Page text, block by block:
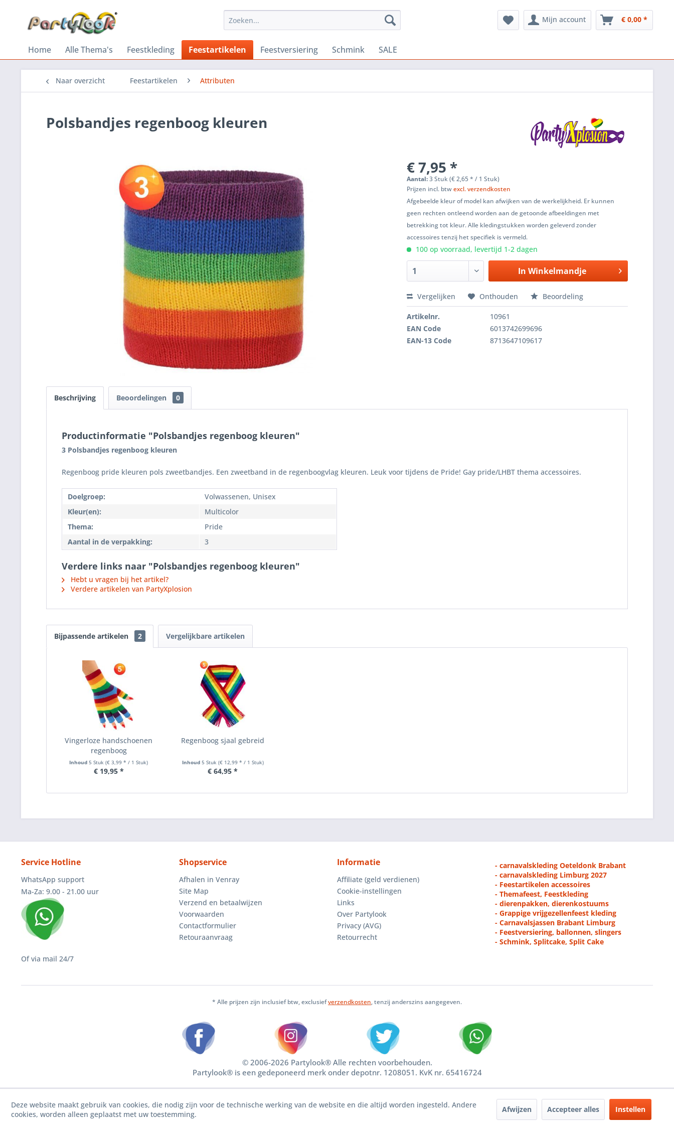
Mijn account € 0,00 *
Home Alle Thema's Feestkleding Feestartikelen Feestversiering Schmink SALE
Naar overzicht Feestartikelen Attributen
Polsbandjes regenboog kleuren
€ 7,95 *
Aantal:3 Stuk (€ 2,65 * / 1 Stuk)
Prijzen incl. btwexcl. verzendkosten
Afgebeelde kleur of model kan afwijken van de werkelijkheid. Er kunnen
geen rechten ontleend worden aan de getoonde afbeeldingen met
betrekking tot kleur. Alle kledingstukken worden geleverd zonder
accessoires tenzij het specifiek is vermeld.
100 op voorraad, levertijd 1-2 dagen
In Winkelmandje
Vergelijken Onthouden Beoordeling
Artikelnr.
10961
EAN Code
6013742699696
EAN-13 Code
8713647109617
Beschrijving Beoordelingen 0
Productinformatie "Polsbandjes regenboog kleuren"
3 Polsbandjes regenboog kleuren
Regenboog pride kleuren pols zweetbandjes. Een zweetband in de regenboogvlag kleuren. Leuk voor tijdens de Pride! Gay pride/LHBT thema accessoires.
Doelgroep:
Volwassenen, Unisex
Kleur(en):
Multicolor
Thema:
Pride
Aantal in de verpakking:
3
Verdere links naar "Polsbandjes regenboog kleuren"
Hebt u vragen bij het artikel?
Verdere artikelen van PartyXplosion
Bijpassende artikelen 2 Vergelijkbare artikelen
Vingerloze handschoenen
regenboog
Inhoud5 Stuk(€ 3,99 * / 1 Stuk)
€ 19,95 *
Regenboog sjaal gebreid
Inhoud 5 Stuk (€ 12,99 * / 1 Stuk)
€ 64,95 *
Service Hotline
WhatsApp support
Ma-Za: 9.00 - 21.00 uur
Of via mail 24/7
Shopservice
Afhalen in Venray
Site Map
Verzend en betaalwijzen
Voorwaarden
Contactformulier
Retouraanvraag
Informatie
Affiliate (geld verdienen)
Cookie-instellingen
Links
Over Partylook
Privacy (AVG)
Retourrecht
- carnavalskleding Oeteldonk Brabant
- carnavalskleding Limburg 2027
- Feestartikelen accessoires
- Themafeest, Feestkleding
- dierenpakken, dierenkostuums
- Grappige vrijgezellenfeest kleding
- Carnavalsjassen Brabant Limburg
- Feestversiering, ballonnen, slingers
- Schmink, Splitcake, Split Cake
* Alle prijzen zijn inclusief btw, exclusiefverzendkosten, tenzij anderszins aangegeven.
© 2006-2026 Partylook® Alle rechten voorbehouden.
Partylook® is een gedeponeerd merk onder depotnr. 1208051. KvK nr. 65416724
Deze website maakt gebruik van cookies, die nodig zijn voor de technische werking van de website en die altijd worden ingesteld. Andere
cookies, worden alleen geplaatst met uw toestemming.
Afwijzen Accepteer alles Instellen